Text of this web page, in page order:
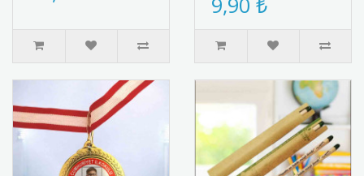
"Bir Can Dostumuzu..